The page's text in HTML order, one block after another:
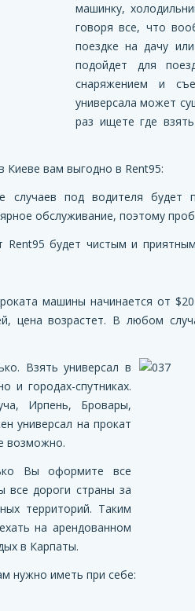
машинку,
говоря все, что
поездке на дачу
подойдет для
снаряжением и
универсала может
раз ищете где
Киеве вам выгодно в Rent95:
случаев под водителя будет
обслуживание, поэтому
Rent95 будет чистым и
машины начинается от
цена возрастет. В любом
Взять универсал в
и городах-спутниках.
Ирпень, Бровары,
универсал на прокат
возможно.
Вы оформите все
дороги страны за
территорий. Таким
на арендованном
в Карпаты.
нужно иметь при себе: